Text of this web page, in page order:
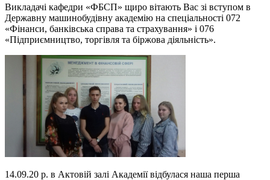
Викладачі кафедри «ФБСП» щиро вітають Вас зі вступом в
Державну машинобудівну академію на спеціальності 072
«Фінанси, банківська справа та страхування» і 076
«Підприємництво, торгівля та біржова діяльність».
14.09.20 р. в Актовій залі Академії відбулася наша перша